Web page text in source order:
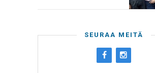
SEURAA MEITÄ